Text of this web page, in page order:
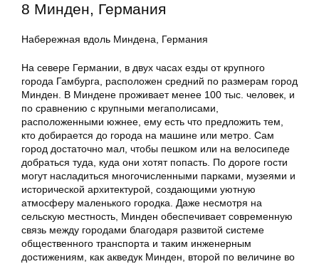
8 Минден, Германия
Набережная вдоль Миндена, Германия
На севере Германии, в двух часах езды от крупного
города Гамбурга, расположен средний по размерам город
Минден. В Миндене проживает менее 100 тыс. человек, и
по сравнению с крупными мегаполисами,
расположенными южнее, ему есть что предложить тем,
кто добирается до города на машине или метро. Сам
город достаточно мал, чтобы пешком или на велосипеде
добраться туда, куда они хотят попасть. По дороге гости
могут насладиться многочисленными парками, музеями и
исторической архитектурой, создающими уютную
атмосферу маленького городка. Даже несмотря на
сельскую местность, Минден обеспечивает современную
связь между городами благодаря развитой системе
общественного транспорта и таким инженерным
достижениям, как акведук Минден, второй по величине во